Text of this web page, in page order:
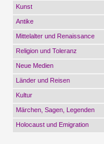
Kunst
Antike
Mittelalter und Renaissance
Religion und Toleranz
Neue Medien
Länder und Reisen
Kultur
Märchen, Sagen, Legenden
Holocaust und Emigration